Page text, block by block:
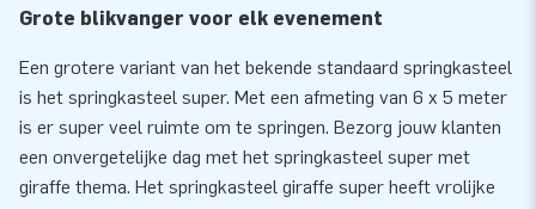
Grote blikvanger voor elk evenement
Een grotere variant van het bekende standaard springkasteel
is het springkasteel super. Met een afmeting van 6 x 5 meter
is er super veel ruimte om te springen. Bezorg jouw klanten
een onvergetelijke dag met het springkasteel super met
giraffe thema. Het springkasteel giraffe super heeft vrolijke